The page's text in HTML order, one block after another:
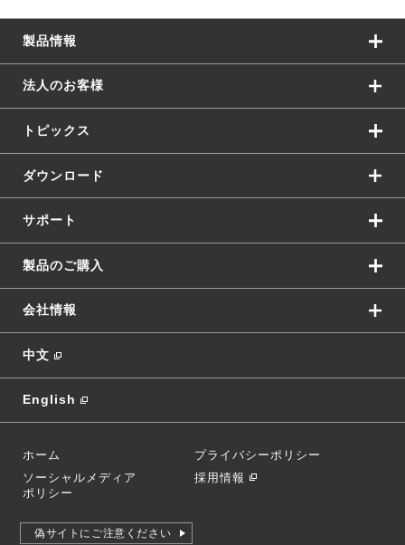
製品情報
法人のお客様
トピックス
ダウンロード
サポート
製品のご購入
会社情報
中文
English
ホーム
プライバシーポリシー
ソーシャルメディア
ポリシー
採用情報
偽サイトにご注意ください